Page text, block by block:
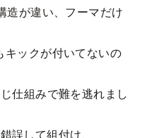
造が違い、フーマだけ
キックが付いてないの
仕組みで難を逃れまし
誤して組付け、